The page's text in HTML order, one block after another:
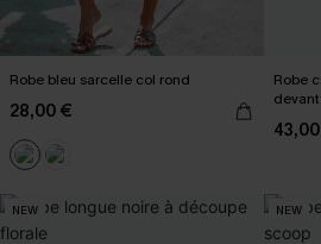
Robe bleu sarcelle col rond
28,00 €
Robe
NEW NEW